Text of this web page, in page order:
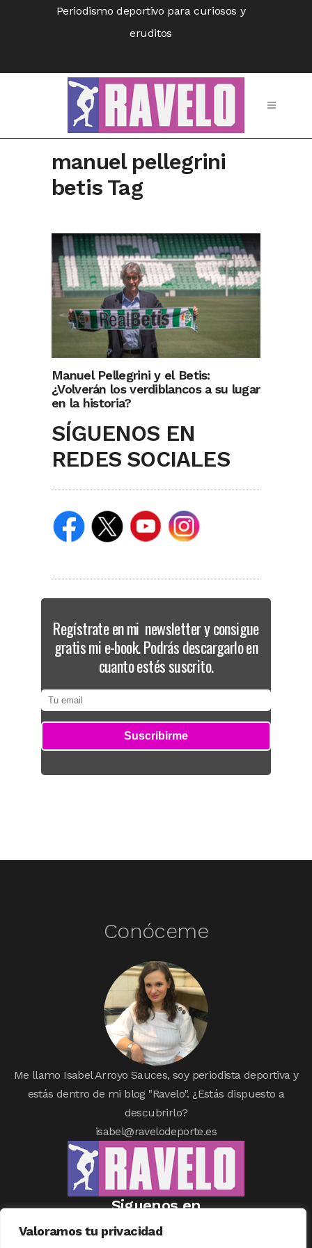
Valoramos tu privacidad
Periodismo deportivo para curiosos y
eruditos
manuel pellegrini
betis Tag
Manuel Pellegrini y el Betis:
¿Volverán los verdiblancos a su lugar
en la historia?
SÍGUENOS EN
REDES SOCIALES
Regístrate en mi newsletter y consigue
gratis mi e-book. Podrás descargarlo en
cuanto estés suscrito.
Conóceme
Me llamo Isabel Arroyo Sauces, soy periodista deportiva y
estás dentro de mi blog "Ravelo". ¿Estás dispuesto a
descubrirlo?
isabel@ravelodeporte.es
Siguenos en